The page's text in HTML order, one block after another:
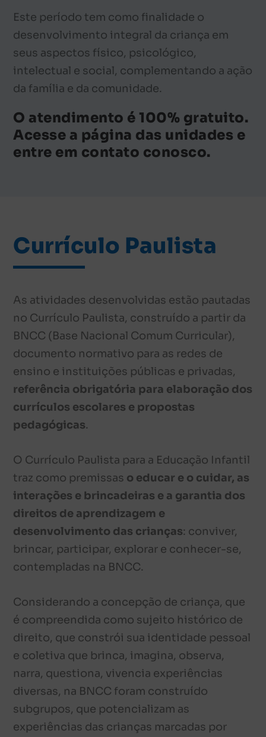
Este período tem como finalidade o
desenvolvimento integral da criança em
seus aspectos físico, psicológico,
intelectual e social, complementando a ação
da família e da comunidade.
O atendimento é 100% gratuito.
Acesse a página das unidades e
entre em contato conosco.
Currículo Paulista
As atividades desenvolvidas estão pautadas
no Currículo Paulista, construído a partir da
BNCC (Base Nacional Comum Curricular),
documento normativo para as redes de
ensino e instituições públicas e privadas,
referência obrigatória para elaboração dos
currículos escolares e propostas
pedagógicas.
O Currículo Paulista para a Educação Infantil
traz como premissas o educar e o cuidar, as
interações e brincadeiras e a garantia dos
direitos de aprendizagem e
desenvolvimento das crianças: conviver,
brincar, participar, explorar e conhecer-se,
contempladas na BNCC.
Considerando a concepção de criança, que
é compreendida como sujeito histórico de
direito, que constrói sua identidade pessoal
e coletiva que brinca, imagina, observa,
narra, questiona, vivencia experiências
diversas, na BNCC foram construído
subgrupos, que potencializam as
experiências das crianças marcadas por